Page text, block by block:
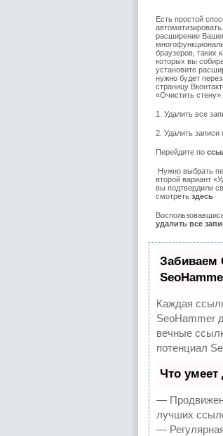
Есть простой
расширение
браузеров, таких
которых вы
установите
нужно будет
страницу
«Очистить
1. Удалить все
2. Удалить записи
Перейдите по
Нужно выбрать
второй вариант
вы подтвердили
смотреть здесь
удалить все
Забиваем
Каждая
SeoHammer
вечные
потенциал
Что умеет
—
лучших
—